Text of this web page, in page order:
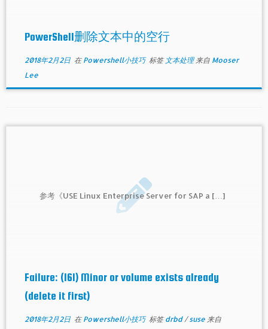
PowerShell删除文本中的空行
2018年2月2日在 Powershell小技巧 标签 文本处理 来自 Mooser
Lee
参考《USE Linux Enterprise Server for SAP a […]
Failure: (161) Minor or volume exists already
(delete it first)
2018年2月2日在 Powershell小技巧 标签drbd/suse 来自